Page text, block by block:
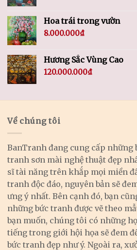
Hoa trái trong vườn
8.000.000₫
Hương Sắc Vùng Cao
120.000.000₫
Về chúng tôi
BanTranh đang cung cấp những
tranh sơn mài nghệ thuật đẹp
sĩ tài năng trên khắp mọi miền
tranh độc đáo, nguyên bản sẽ
ưng ý nhất. Bên cạnh đó, bạn
những bức tranh được vẽ theo
bạn muốn, chúng tôi có những
tiếng trong giới hội họa sẽ đem
bức tranh đẹp như ý. Ngoài ra,